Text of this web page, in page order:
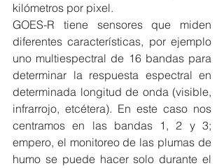
kilómetros por pixel.
GOES-R tiene sensores que miden
diferentes características, por ejemplo
uno multiespectral de 16 bandas para
determinar la respuesta espectral en
determinada longitud de onda (visible,
infrarrojo, etcétera). En este caso nos
centramos en las bandas 1, 2 y 3;
empero, el monitoreo de las plumas de
humo se puede hacer solo durante el